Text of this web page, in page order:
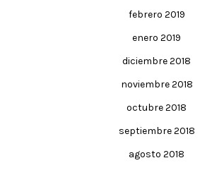
febrero 2019
enero 2019
diciembre 2018
noviembre 2018
octubre 2018
septiembre 2018
agosto 2018